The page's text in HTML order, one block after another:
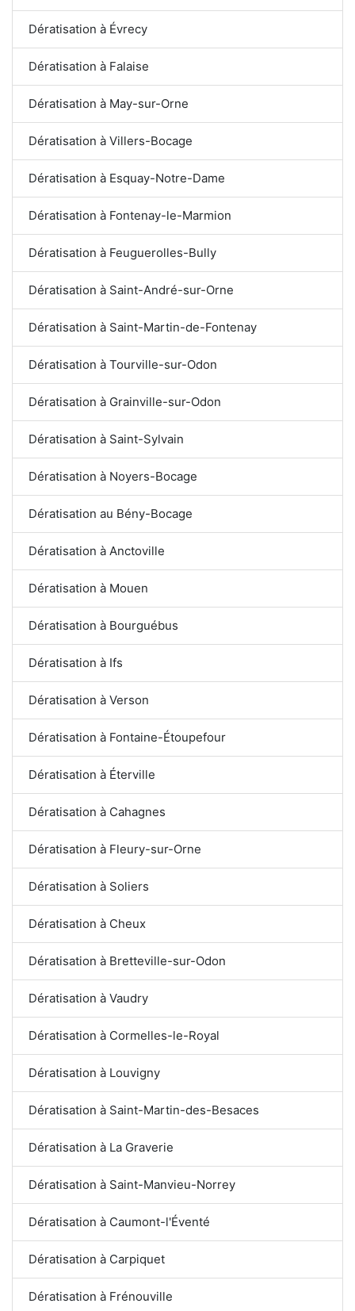
Dératisation à Évrecy
Dératisation à Falaise
Dératisation à May-sur-Orne
Dératisation à Villers-Bocage
Dératisation à Esquay-Notre-Dame
Dératisation à Fontenay-le-Marmion
Dératisation à Feuguerolles-Bully
Dératisation à Saint-André-sur-Orne
Dératisation à Saint-Martin-de-Fontenay
Dératisation à Tourville-sur-Odon
Dératisation à Grainville-sur-Odon
Dératisation à Saint-Sylvain
Dératisation à Noyers-Bocage
Dératisation au Bény-Bocage
Dératisation à Anctoville
Dératisation à Mouen
Dératisation à Bourguébus
Dératisation à Ifs
Dératisation à Verson
Dératisation à Fontaine-Étoupefour
Dératisation à Éterville
Dératisation à Cahagnes
Dératisation à Fleury-sur-Orne
Dératisation à Soliers
Dératisation à Cheux
Dératisation à Bretteville-sur-Odon
Dératisation à Vaudry
Dératisation à Cormelles-le-Royal
Dératisation à Louvigny
Dératisation à Saint-Martin-des-Besaces
Dératisation à La Graverie
Dératisation à Saint-Manvieu-Norrey
Dératisation à Caumont-l'Éventé
Dératisation à Carpiquet
Dératisation à Frénouville